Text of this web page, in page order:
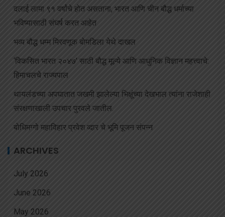
दलाई लामा ९१ वर्षांचे होत असताना, भारत आणि चीन बौद्ध धर्माच्या
भविष्यासाठी संघर्ष करत आहेत
भव्य बौद्ध धम्म मिरवणूक बोमडिला येथे दाखल
‘विकसित भारत २०४७’ साठी बौद्ध मूल्ये आणि आधुनिक विज्ञान महत्त्वाचे:
हिमाचलचे राज्यपाल
थायलंडच्या अपघातात जखमी झालेल्या भिक्षूंच्या देखभाल त्यांना राजेशाही
संरक्षणाखाली उपचार पुरवले जातील.
बोधिमग्गो महाविहार प्रवेश व्दार चे भूमि पूजन संपन्न
ARCHIVES
July 2026
June 2026
May 2026